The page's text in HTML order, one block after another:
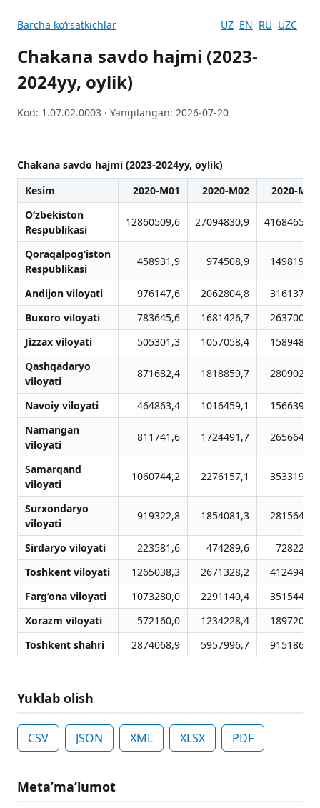
Barcha koʻrsatkichlar UZ EN RU UZC
Chakana savdo hajmi (2023-
2024yy, oylik)
Kod: 1.07.02.0003 · Yangilangan: 2026-07-20
Chakana savdo hajmi (2023-2024yy, oylik)
Kesim
2020-M01 2020-M02
2020-M03
O‘zbekiston
Respublikasi
12860509,6 27094830,9 41684652,7
Qoraqalpog‘iston
Respublikasi
458931,9 974508,9 1498196,7
Andijon viloyati 976147,6 2062804,8
3161377,2
Buxoro viloyati
783645,6 1681426,7
2637000,5
Jizzax viloyati
505301,3 1057058,4
1589482,8
Qashqadaryo
viloyati
871682,4 1818859,7 2809028,3
Navoiy viloyati 464863,4 1016459,1
1566391,1
Namangan
viloyati
811741,6 1724491,7 2656646,4
Samarqand
viloyati
1060744,2 2276157,1 3533193,3
Surxondaryo
viloyati
919322,8 1854081,3 2815645,7
Sirdaryo viloyati 223581,6 474289,6
728225,3
Toshkent viloyati
1265038,3 2671328,2
4124941,0
Farg‘ona viloyati
1073280,0 2291140,4
3515449,9
Xorazm viloyati
572160,0 1234228,4
1897206,4
Toshkent shahri
2874068,9 5957996,7 9151867,9
Yuklab olish
CSV JSON XML XLSX PDF
Metaʼmaʼlumot